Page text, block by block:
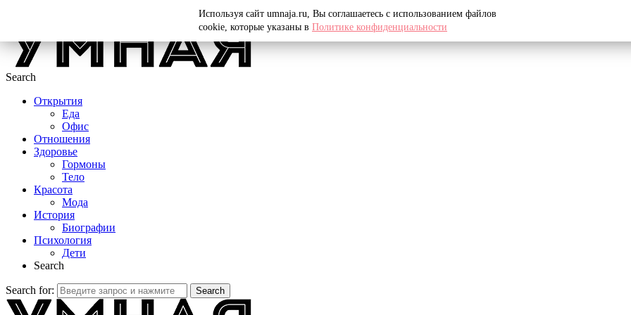
Search
Открытия
Еда
Офис
Отношения
Здоровье
Гормоны
Тело
Красота
Мода
История
Биографии
Психология
Дети
Search
Search for: Search
Используя сайт umnaja.ru, Вы соглашаетесь с использованием файлов
cookie, которые указаны в Политике конфиденциальности